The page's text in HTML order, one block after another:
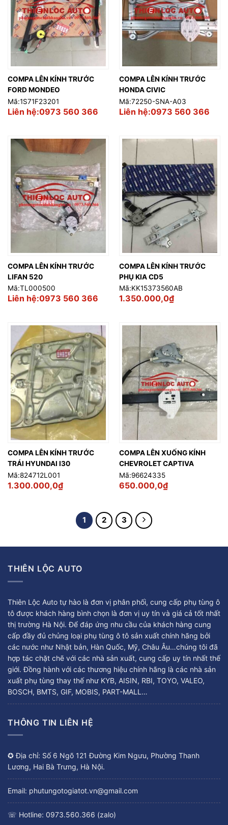
COMPA LÊN KÍNH TRƯỚC
FORD MONDEO
Mã:1S71F23201
Liên hệ:0973 560 366
COMPA LÊN KÍNH TRƯỚC
HONDA CIVIC
Mã:72250-SNA-A03
Liên hệ:0973 560 366
COMPA LÊN KÍNH TRƯỚC
LIFAN 520
Mã:TL000500
Liên hệ:0973 560 366
COMPA LÊN KÍNH TRƯỚC
PHỤ KIA CD5
Mã:KK15373560AB
1.350.000,0₫
COMPA LÊN KÍNH TRƯỚC
TRÁI HYUNDAI I30
Mã:824712L001
1.300.000,0₫
COMPA LÊN XUỐNG KÍNH
CHEVROLET CAPTIVA
Mã:96624335
650.000,0₫
1 2 3
THIÊN LỘC AUTO
Thiên Lộc Auto tự hào là đơn vị phân phối, cung cấp phụ tùng ô
tô được khách hàng bình chọn là đơn vị uy tín và giá cả tốt nhất
thị trường Hà Nội. Để đáp ứng nhu cầu của khách hàng cung
cấp đầy đủ chủng loại phụ tùng ô tô sản xuất chính hãng bởi
các nước như Nhật bản, Hàn Quốc, Mỹ, Châu Âu…chúng tôi đã
hợp tác chặt chẽ với các nhà sản xuất, cung cấp uy tín nhất thế
giới. Đồng hành với các thương hiệu chính hãng là các nhà sản
xuất phụ tùng thay thế như KYB, AISIN, RBI, TOYO, VALEO,
BOSCH, BMTS, GIF, MOBIS, PART-MALL…
THÔNG TIN LIÊN HỆ
✪ Địa chỉ: Số 6 Ngõ 121 Đường Kim Ngưu, Phường Thanh
Lương, Hai Bà Trưng, Hà Nội.
Email: phutungotogiatot.vn@gmail.com
☏ Hotline: 0973.560.366 (zalo)